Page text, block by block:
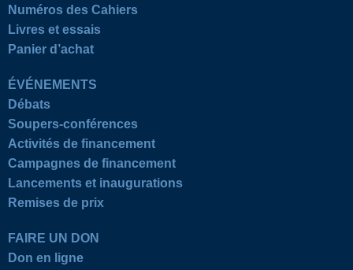
Numéros des Cahiers
Livres et essais
Panier d’achat
ÉVÉNEMENTS
Débats
Soupers-conférences
Activités de financement
Campagnes de financement
Lancements et inaugurations
Remises de prix
FAIRE UN DON
Don en ligne